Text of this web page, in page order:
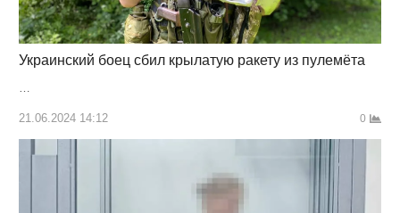
Украинский боец сбил крылатую ракету из пулемёта
21.06.2024 14:12 0